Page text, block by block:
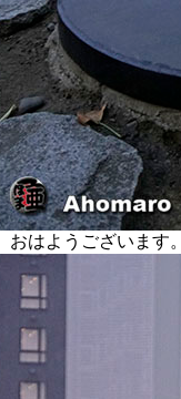
おはようございます